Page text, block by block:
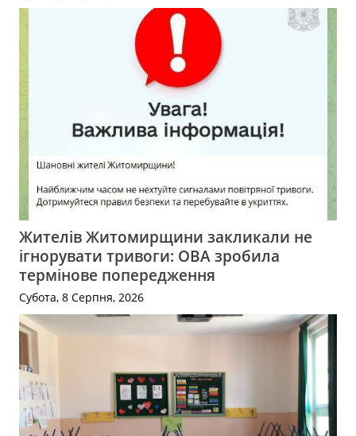
Жителів Житомирщини закликали не
ігнорувати тривоги: ОВА зробила
термінове попередження
Субота, 8 Серпня, 2026